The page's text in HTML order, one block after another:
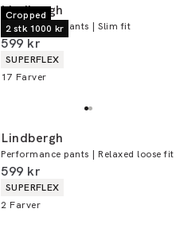
Cropped
2 stk 1000 kr
Lindbergh
Performance pants | Slim fit
I alt (inkl. rabat)
599 kr
Produkt egenskaber
SUPERFLEX
17 Farver
Lindbergh
Performance pants | Relaxed loose fit
I alt (inkl. rabat)
599 kr
Produkt egenskaber
SUPERFLEX
2 Farver